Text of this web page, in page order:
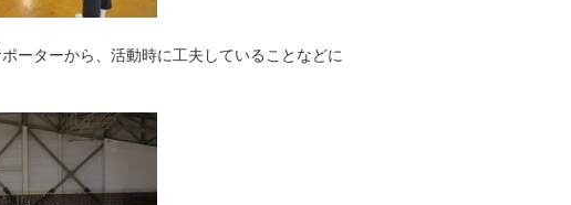
ーターから、活動時に工夫していることなどに